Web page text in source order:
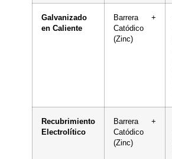
Galvanizado
en Caliente
Barrera +
Catódico
(Zinc)
Recubrimiento
Electrolítico
Barrera +
Catódico
(Zinc)